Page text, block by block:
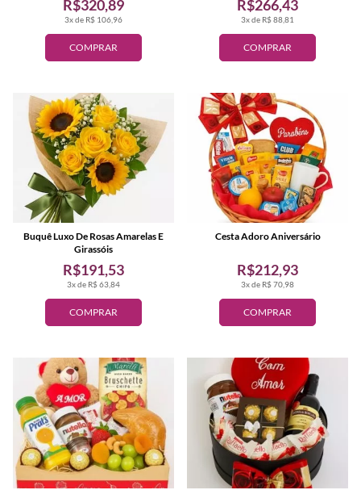
COMPRAR
3x de R$ 106,96
R$320,89
COMPRAR
3x de R$ 88,81
R$266,43
COMPRAR
3x de R$ 63,84
R$191,53
Buquê Luxo De Rosas Amarelas E
Girassóis
COMPRAR
3x de R$ 70,98
R$212,93
Cesta Adoro Aniversário